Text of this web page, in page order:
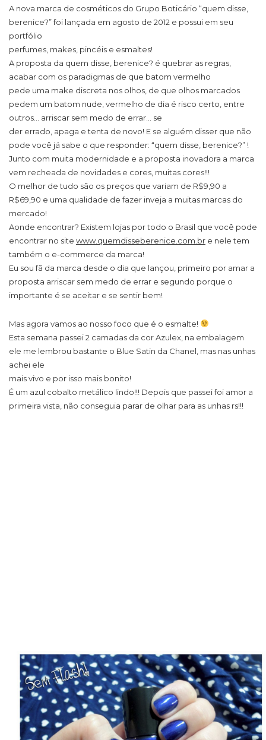
A nova marca de cosméticos do Grupo Boticário “quem disse,
berenice?” foi lançada em agosto de 2012 e possui em seu
portfólio
perfumes, makes, pincéis e esmaltes!
A proposta da quem disse, berenice? é quebrar as regras,
acabar com os paradigmas de que batom vermelho
pede uma make discreta nos olhos, de que olhos marcados
pedem um batom nude, vermelho de dia é risco certo, entre
outros… arriscar sem medo de errar… se
der errado, apaga e tenta de novo! E se alguém disser que não
pode você já sabe o que responder: “quem disse, berenice?” !
Junto com muita modernidade e a proposta inovadora a marca
vem recheada de novidades e cores, muitas cores!!!
O melhor de tudo são os preços que variam de R$9,90 a
R$69,90 e uma qualidade de fazer inveja a muitas marcas do
mercado!
Aonde encontrar? Existem lojas por todo o Brasil que você pode
encontrar no site www.quemdisseberenice.com.br e nele tem
também o e-commerce da marca!
Eu sou fã da marca desde o dia que lançou, primeiro por amar a
proposta arriscar sem medo de errar e segundo porque o
importante é se aceitar e se sentir bem!
Mas agora vamos ao nosso foco que é o esmalte!
Esta semana passei 2 camadas da cor Azulex, na embalagem
ele me lembrou bastante o Blue Satin da Chanel, mas nas unhas
achei ele
mais vivo e por isso mais bonito!
É um azul cobalto metálico lindo!!! Depois que passei foi amor a
primeira vista, não conseguia parar de olhar para as unhas rs!!!